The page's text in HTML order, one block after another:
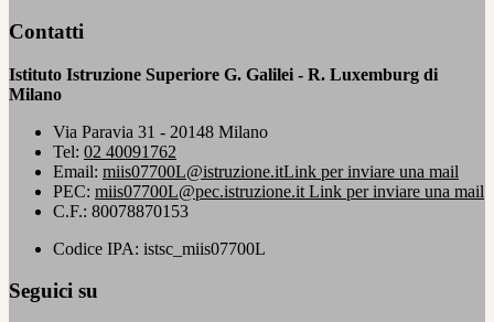
Contatti
Istituto Istruzione Superiore G. Galilei - R. Luxemburg di
Milano
Via Paravia 31 - 20148 Milano
Tel: 02 40091762
Email: miis07700L@istruzione.itLink per inviare una mail
PEC: miis07700L@pec.istruzione.it Link per inviare una mail
C.F.: 80078870153
Codice IPA: istsc_miis07700L
Seguici su